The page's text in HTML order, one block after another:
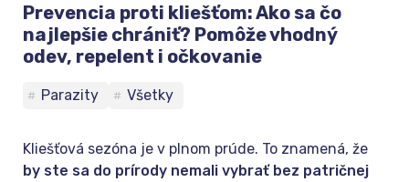
Prevencia proti kliešťom: Ako sa čo
najlepšie chrániť? Pomôže vhodný
odev, repelent i očkovanie
Parazity Všetky
Kliešťová sezóna je v plnom prúde. To znamená, že
by ste sa do prírody nemali vybrať bez patričnej